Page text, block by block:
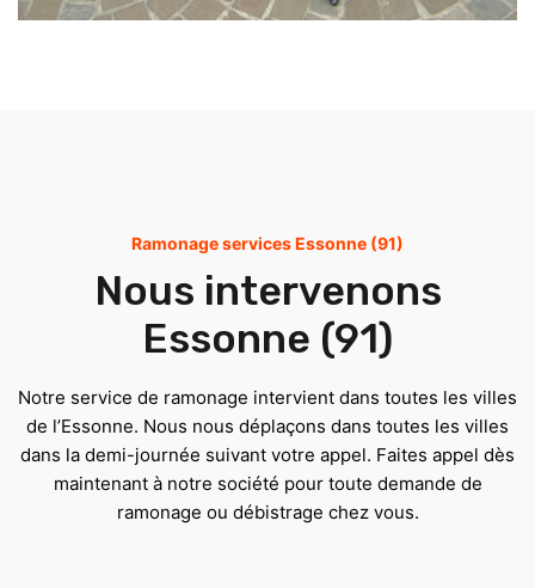
Ramonage services Essonne (91)
Nous intervenons
Essonne (91)
Notre service de ramonage intervient dans toutes les villes
de l’Essonne. Nous nous déplaçons dans toutes les villes
dans la demi-journée suivant votre appel. Faites appel dès
maintenant à notre société pour toute demande de
ramonage ou débistrage chez vous.